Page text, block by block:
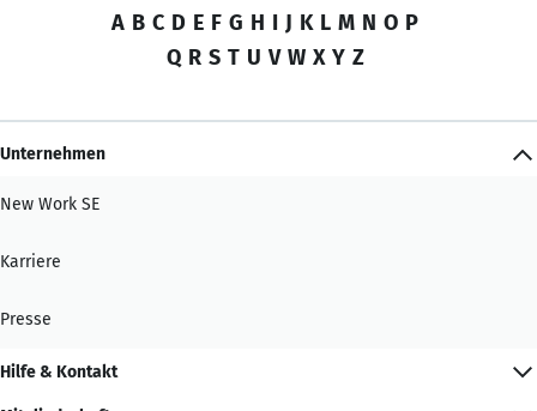
A B C D E F G H I J K L M N O P
Q R S T U V W X Y Z
Unternehmen
New Work SE
Karriere
Presse
Hilfe & Kontakt